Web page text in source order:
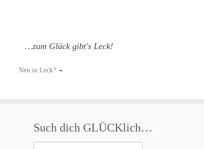
…zum Glück gibt's Leck!
Neu in Leck?
Such dich GLÜCKlich…